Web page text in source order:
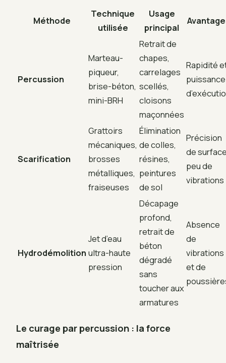
Méthode
Technique
utilisée
Usage
principal
Percussion
Marteau-
piqueur,
brise-béton,
mini-BRH
Retrait de
chapes,
carrelages
scellés,
cloisons
maçonnées
Rapidité
puissance
Scarification
Grattoirs
mécaniques,
brosses
métalliques,
fraiseuses
Élimination
de colles,
résines,
peintures
de sol
Précision
de
peu de
vibrations
Hydrodémolition
Jet d’eau
ultra-haute
pression
Décapage
profond,
retrait de
béton
dégradé
sans
toucher aux
armatures
Absence
de
vibrations
et de
Le curage par percussion : la force
maîtrisée